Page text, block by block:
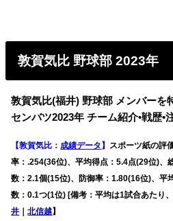
敦賀気比 野球部 2023年
敦賀気比(福井) 野球部 メンバーを
センバツ2023年 チーム紹介•戦歴•
【敦賀気比：成績データ 】 スポーツ紙の評
率：.254(36位)、平均得点：5.4点(29位)、
数：2.1個(15位)、防御率：1.80(16位)、平
数：0.1つ(1位) [備考：平均は1試合あたり
井 ｜北信越】